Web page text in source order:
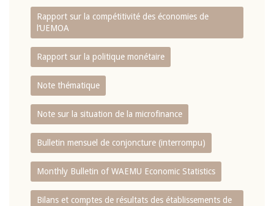
Rapport sur la compétitivité des économies de
l‘UEMOA
Rapport sur la politique monétaire
Note thématique
Note sur la situation de la microfinance
Bulletin mensuel de conjoncture (interrompu)
Monthly Bulletin of WAEMU Economic Statistics
Bilans et comptes de résultats des établissements de